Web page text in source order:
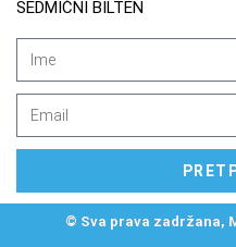
SEDMIČNI BILTEN
© Sva prava zadržana,